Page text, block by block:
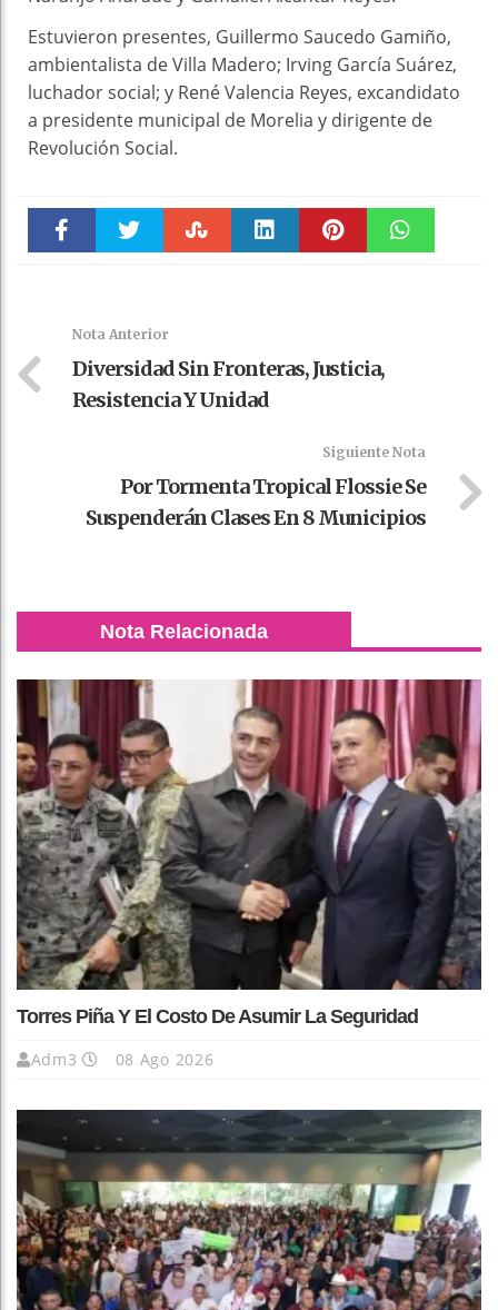
Estuvieron presentes, Guillermo Saucedo Gamiño,
ambientalista de Villa Madero; Irving García Suárez,
luchador social; y René Valencia Reyes, excandidato
a presidente municipal de Morelia y dirigente de
Revolución Social.
Nota Anterior
Diversidad Sin Fronteras, Justicia,
Resistencia Y Unidad
Siguiente Nota
Por Tormenta Tropical Flossie Se
Suspenderán Clases En 8 Municipios
Nota Relacionada
Torres Piña Y El Costo De Asumir La Seguridad
Adm3 08 Ago 2026